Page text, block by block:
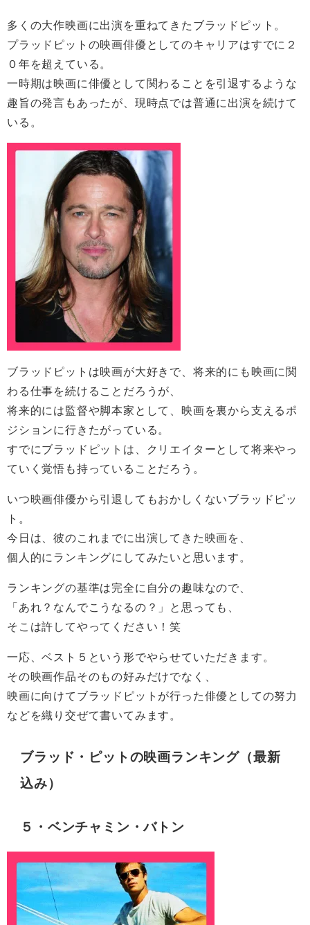
多くの大作映画に出演を重ねてきたブラッドピット。
プラッドピットの映画俳優としてのキャリアはすでに２
０年を超えている。
一時期は映画に俳優として関わることを引退するような
趣旨の発言もあったが、現時点では普通に出演を続けて
いる。
ブラッドピットは映画が大好きで、将来的にも映画に関
わる仕事を続けることだろうが、
将来的には監督や脚本家として、映画を裏から支えるポ
ジションに行きたがっている。
すでにブラッドピットは、クリエイターとして将来やっ
ていく覚悟も持っていることだろう。
いつ映画俳優から引退してもおかしくないブラッドピッ
ト。
今日は、彼のこれまでに出演してきた映画を、
個人的にランキングにしてみたいと思います。
ランキングの基準は完全に自分の趣味なので、
「あれ？なんでこうなるの？」と思っても、
そこは許してやってください！笑
一応、ベスト５という形でやらせていただきます。
その映画作品そのもの好みだけでなく、
映画に向けてブラッドピットが行った俳優としての努力
などを織り交ぜて書いてみます。
ブラッド・ピットの映画ランキング（最新
込み）
５・ベンチャミン・バトン